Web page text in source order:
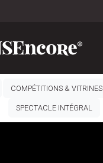
COMPÉTITIONS & VITRINES
SPECTACLE INTÉGRAL